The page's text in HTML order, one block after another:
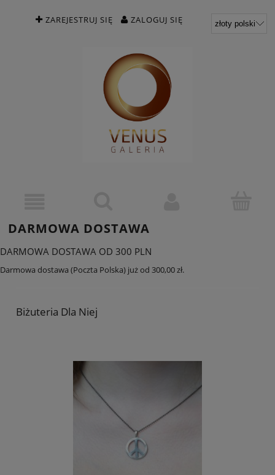
ZAREJESTRUJ SIĘ ZALOGUJ SIĘ
DARMOWA DOSTAWA
DARMOWA DOSTAWA OD 300 PLN
Darmowa dostawa (Poczta Polska) już od 300,00 zł.
Biżuteria Dla Niej